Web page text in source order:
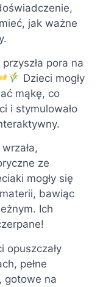
jak ważne
pora na
Dzieci mogły
mąkę, co
i stymulowało
ze
mogły się
bawiąc
Ich
opuszczały
pełne
gotowe na